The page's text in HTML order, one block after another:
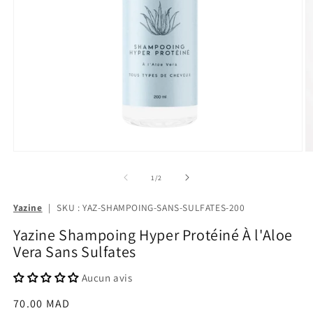
1 /de2
Yazine | SKU : YAZ-SHAMPOING-SANS-SULFATES-200
Yazine Shampoing Hyper Protéiné À l'Aloe
Vera Sans Sulfates
Aucun avis
Prix
70.00 MAD